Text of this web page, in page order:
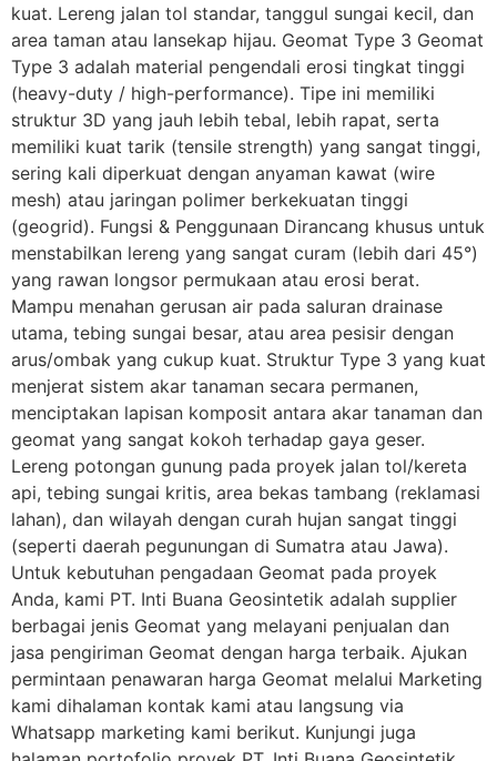
kuat. Lereng jalan tol standar, tanggul sungai kecil, dan
area taman atau lansekap hijau. Geomat Type 3 Geomat
Type 3 adalah material pengendali erosi tingkat tinggi
(heavy-duty / high-performance). Tipe ini memiliki
struktur 3D yang jauh lebih tebal, lebih rapat, serta
memiliki kuat tarik (tensile strength) yang sangat tinggi,
sering kali diperkuat dengan anyaman kawat (wire
mesh) atau jaringan polimer berkekuatan tinggi
(geogrid). Fungsi & Penggunaan Dirancang khusus untuk
menstabilkan lereng yang sangat curam (lebih dari 45°)
yang rawan longsor permukaan atau erosi berat.
Mampu menahan gerusan air pada saluran drainase
utama, tebing sungai besar, atau area pesisir dengan
arus/ombak yang cukup kuat. Struktur Type 3 yang kuat
menjerat sistem akar tanaman secara permanen,
menciptakan lapisan komposit antara akar tanaman dan
geomat yang sangat kokoh terhadap gaya geser.
Lereng potongan gunung pada proyek jalan tol/kereta
api, tebing sungai kritis, area bekas tambang (reklamasi
lahan), dan wilayah dengan curah hujan sangat tinggi
(seperti daerah pegunungan di Sumatra atau Jawa).
Untuk kebutuhan pengadaan Geomat pada proyek
Anda, kami PT. Inti Buana Geosintetik adalah supplier
berbagai jenis Geomat yang melayani penjualan dan
jasa pengiriman Geomat dengan harga terbaik. Ajukan
permintaan penawaran harga Geomat melalui Marketing
kami dihalaman kontak kami atau langsung via
Whatsapp marketing kami berikut. Kunjungi juga